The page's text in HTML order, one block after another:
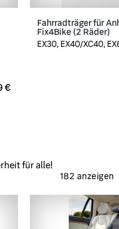
€
Fahrradträger für
Fix4Bike (2 Räder)
EX30, EX40/XC40,
für alle!
182 anzeigen